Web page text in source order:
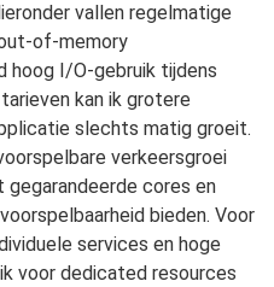
vallen regelmatige
of-memory
hoog I/O-gebruik tijdens
kan ik grotere
slechts matig groeit.
verkeersgroei
cores en
bieden. Voor
services en hoge
voor dedicated resources